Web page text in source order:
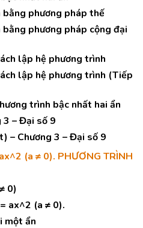
phương pháp thế
phương pháp cộng đại
lập hệ phương trình
lập hệ phương trình (Tiếp
trình bậc nhất hai ẩn
3 – Đại số 9
– Chương 3 – Đại số 9
(a ≠ 0). PHƯƠNG TRÌNH
0)
ax^2 (a ≠ 0).
một ẩn